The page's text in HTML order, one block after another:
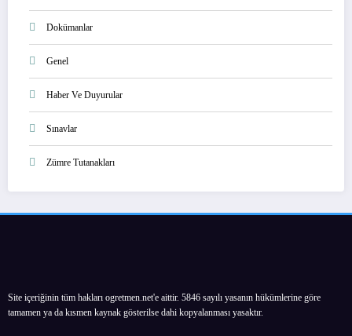
Dokümanlar
Genel
Haber Ve Duyurular
Sınavlar
Zümre Tutanakları
Site içeriğinin tüm hakları ogretmen.net'e aittir. 5846 sayılı yasanın hükümlerine göre
tamamen ya da kısmen kaynak gösterilse dahi kopyalanması yasaktır.